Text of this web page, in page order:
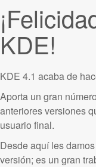
KDE!
KDE 4.1 acaba de
Aporta un gran
anteriores versiones
usuario final.
Desde aquí les
versión; es un gran